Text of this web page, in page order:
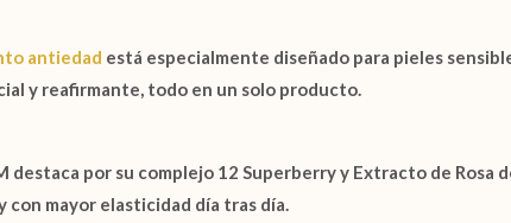
antiedad está especialmente diseñado para pieles
y reafirmante, todo en un solo producto.
destaca por su complejo 12 Superberryy Extracto de Rosa
con mayor elasticidad día tras día.